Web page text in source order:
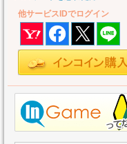
他サービスIDでログイン